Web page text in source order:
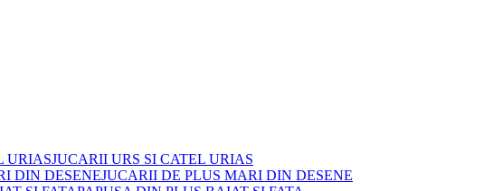
JUCARII URS SI CATEL URIAS
JUCARII DE PLUS MARI DIN DESENE